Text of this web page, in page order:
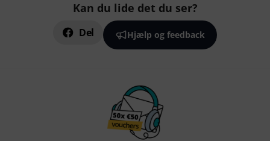
Kan du lide det du ser?
Del Hjælp og feedback